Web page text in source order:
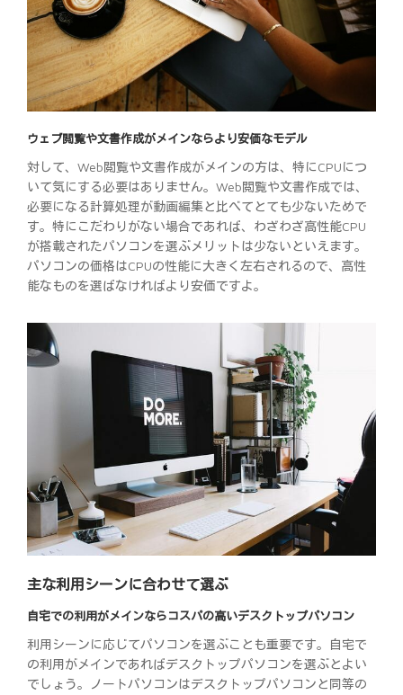
ウェブ閲覧や文書作成がメインならより安価なモデル
対して、Web閲覧や文書作成がメインの方は、特にCPUにつ
いて気にする必要はありません。Web閲覧や文書作成では、
必要になる計算処理が動画編集と比べてとても少ないためで
す。特にこだわりがない場合であれば、わざわざ高性能CPU
が搭載されたパソコンを選ぶメリットは少ないといえます。
パソコンの価格はCPUの性能に大きく左右されるので、高性
能なものを選ばなければより安価ですよ。
主な利用シーンに合わせて選ぶ
自宅での利用がメインならコスパの高いデスクトップパソコン
利用シーンに応じてパソコンを選ぶことも重要です。自宅で
の利用がメインであればデスクトップパソコンを選ぶとよい
でしょう。ノートパソコンはデスクトップパソコンと同等の